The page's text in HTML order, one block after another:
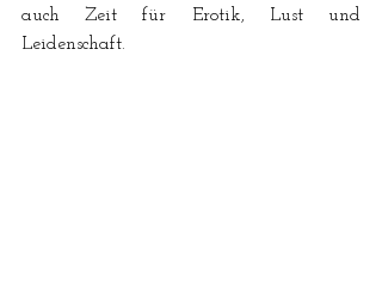
auch Zeit für Erotik, Lust und
Leidenschaft.